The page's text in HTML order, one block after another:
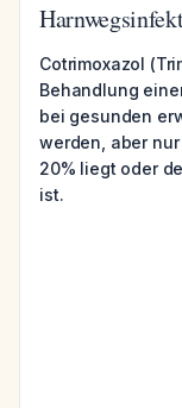
Cotrimoxazol
Behandlung
bei gesunden
werden, aber
20% liegt oder
ist.